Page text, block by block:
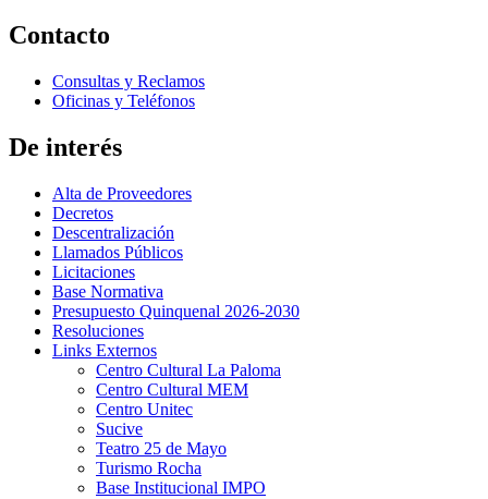
Contacto
Consultas y Reclamos
Oficinas y Teléfonos
De interés
Alta de Proveedores
Decretos
Descentralización
Llamados Públicos
Licitaciones
Base Normativa
Presupuesto Quinquenal 2026-2030
Resoluciones
Links Externos
Centro Cultural La Paloma
Centro Cultural MEM
Centro Unitec
Sucive
Teatro 25 de Mayo
Turismo Rocha
Base Institucional IMPO